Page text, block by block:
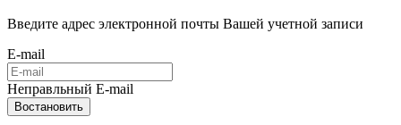
Введите адрес электронной почты Вашей учетной записи
E-mail
Неправльный E-mail
Востановить